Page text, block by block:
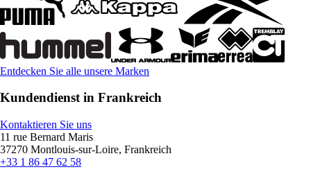
Entdecken Sie alle unsere Marken
Kundendienst in Frankreich
Kontaktieren Sie uns
11 rue Bernard Maris
37270 Montlouis-sur-Loire, Frankreich
+33 1 86 47 62 58